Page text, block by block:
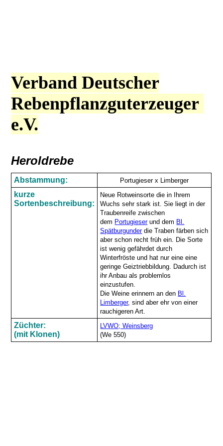
Verband Deutscher
Rebenpflanzguterzeuger
e.V.
Heroldrebe
Abstammung: Portugieser x Limberger
kurze
Sortenbeschreibung:
Neue Rotweinsorte die in Ihrem
Wuchs sehr stark ist. Sie liegt in der
Traubenreife zwischen
dem Portugieserund dem Bl.
Spätburgunderdie Traben färben sich
aber schon recht früh ein. Die Sorte
ist wenig gefährdet durch
Winterfröste und hat nur eine eine
geringe Geiztriebbildung. Dadurch ist
ihr Anbau als problemlos
einzustufen.
Die Weine erinnern an den Bl.
Limberger, sind aber ehr von einer
rauchigeren Art.
Züchter:
(mit Klonen)
LVWO; Weinsberg
(We 550)